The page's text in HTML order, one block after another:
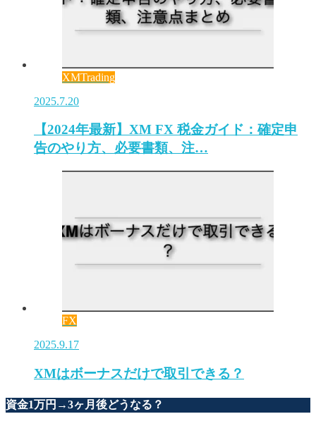
XMTrading
2025.7.20
【2024年最新】XM FX 税金ガイド：確定申
告のやり方、必要書類、注…
FX
2025.9.17
XMはボーナスだけで取引できる？
資金1万円→3ヶ月後どうなる？